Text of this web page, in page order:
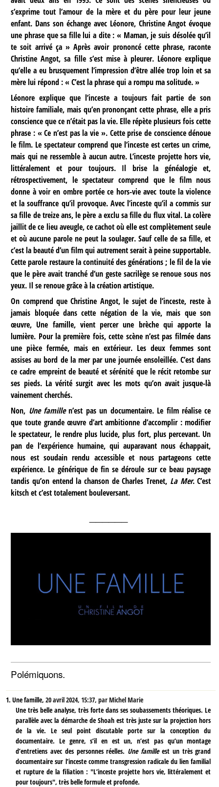
s’exprime tout l’amour de la mère et du père pour leur jeune
enfant. Dans son échange avec Léonore, Christine Angot évoque
une phrase que sa fille lui a dite : « Maman, je suis désolée qu’il
te soit arrivé ça » Après avoir prononcé cette phrase, raconte
Christine Angot, sa fille s’est mise à pleurer. Léonore explique
qu’elle a eu brusquement l’impression d’être allée trop loin et sa
mère lui répond : « C’est la phrase qui a rompu ma solitude. »
Léonore explique que l’inceste a toujours fait partie de son
histoire familiale, mais qu’en prononçant cette phrase, elle a pris
conscience que ce n’était pas la vie. Elle répète plusieurs fois cette
phrase : « Ce n’est pas la vie ». Cette prise de conscience dénoue
le film. Le spectateur comprend que l’inceste est certes un crime,
mais qui ne ressemble à aucun autre. L’inceste projette hors vie,
littéralement et pour toujours. Il brise la généalogie et,
rétrospectivement, le spectateur comprend que le film nous
donne à voir en ombre portée ce hors-vie avec toute la violence
et la souffrance qu’il provoque. Avec l’inceste qu’il a commis sur
sa fille de treize ans, le père a exclu sa fille du flux vital. La colère
jaillit de ce lieu aveugle, ce cachot où elle est complètement seule
et où aucune parole ne peut la soulager. Sauf celle de sa fille, et
c’est la beauté d’un film qui autrement serait à peine supportable.
Cette parole restaure la continuité des générations ; le fil de la vie
que le père avait tranché d’un geste sacrilège se renoue sous nos
yeux. Il se renoue grâce à la création artistique.
On comprend que Christine Angot, le sujet de l’inceste, reste à
jamais bloquée dans cette négation de la vie, mais que son
œuvre, Une famille, vient percer une brèche qui apporte la
lumière. Pour la première fois, cette scène n’est pas filmée dans
une pièce fermée, mais en extérieur. Les deux femmes sont
assises au bord de la mer par une journée ensoleillée. C’est dans
ce cadre empreint de beauté et sérénité que le récit retombe sur
ses pieds. La vérité surgit avec les mots qu’on avait jusque-là
vainement cherchés.
Non, Une famillen’est pas un documentaire. Le film réalise ce
que toute grande œuvre d’art ambitionne d’accomplir : modifier
le spectateur, le rendre plus lucide, plus fort, plus percevant. Un
pan de l’expérience humaine, qui auparavant nous échappait,
nous est soudain rendu accessible et nous partageons cette
expérience. Le générique de fin se déroule sur ce beau paysage
tandis qu’on entend la chanson de Charles Trenet, La Mer. C’est
kitsch et c’est totalement bouleversant.
Polémiquons.
1. Une famille,20 avril 2024, 15:37,parMichel Marie
Une très belle analyse, très forte dans ses soubassements théoriques. Le
parallèle avec la démarche de Shoah est très juste sur la projection hors
de la vie. Le seul point discutable porte sur la conception du
documentaire. Le genre, s’il en est un, n’est pas qu’un montage
d’entretiens avec des personnes réelles. Une familleest un très grand
documentaire sur l’inceste comme transgression radicale du lien familial
et rupture de la filiation : "L’inceste projette hors vie, littéralement et
pour toujours", très belle formule et profonde.